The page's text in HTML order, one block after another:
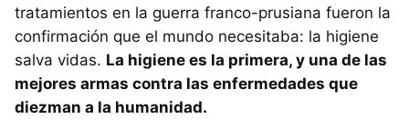
tratamientos en la guerra franco-prusiana fueron la
confirmación que el mundo necesitaba: la higiene
salva vidas. La higiene es la primera, y una de las
mejores armas contra las enfermedades que
diezman a la humanidad.